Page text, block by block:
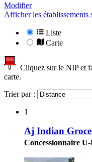
Modifier
Afficher les établissements
Liste
Carte
Cliquez sur le NIP et
carte.
Trier par :
1
Aj Indian
Concessionnaire